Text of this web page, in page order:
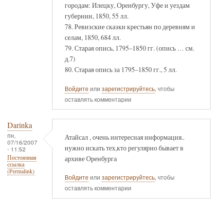
городам: Илецку, Оренбургу, Уфе и уездам
губернии, 1850, 55 лл.
78. Ревизские сказки крестьян по деревням и
селам, 1850, 684 лл.
79. Старая опись, 1795–1850 гг. (опись … см.
д.7)
80. Старая опись за 1795–1850 гг., 5 лл.
Войдите или зарегистрируйтесь, чтобы
оставлять комментарии
Darinka
пн,
07/16/2007
- 11:52
Постоянная
ссылка
(Permalink)
Атайсал , очень интересная информация..
нужно искать тех,кто регулярно бывает в
архиве Оренбурга
Войдите или зарегистрируйтесь, чтобы
оставлять комментарии